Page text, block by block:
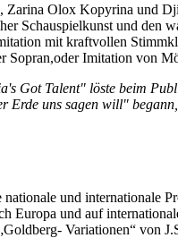
Olox Kopyrina und
Schauspielkunst und den
mit kraftvollen
Imitation von
Got Talent" löste beim
Erde uns sagen will"
und internationale
Europa und auf
Variationen“ von